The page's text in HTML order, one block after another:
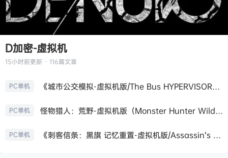
D加密-虚拟机
15小时前更新 · 116篇文章
PC单机 《城市公交模拟-虚拟机版/The Bus HYPERVISOR》免安装中文版
PC单机 怪物猎人：荒野-虚拟机版（Monster Hunter Wilds HYPERVISOR）免安装中文版
PC单机 《刺客信条：黑旗 记忆重置-虚拟机版/Assassin’s Creed Black Flag Resynced HYPERVISOR》免安装中文版